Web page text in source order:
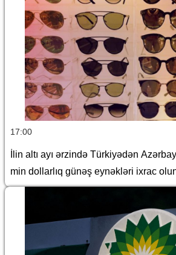
17:00
İlin altı ayı ərzində Türkiyədən
min dollarlıq günəş eynəkləri ixrac